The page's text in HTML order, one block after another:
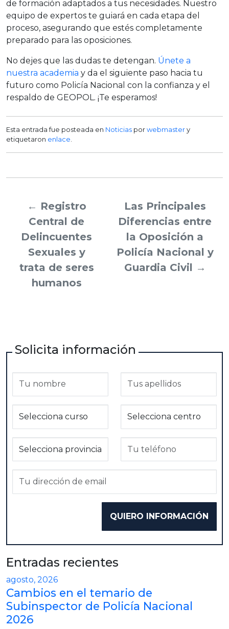
de formación adaptados a tus necesidades. Nuestro
equipo de expertos te guiará en cada etapa del
proceso, asegurando que estés completamente
preparado para las oposiciones.
No dejes que las dudas te detengan. Únete a
nuestra academia y da el siguiente paso hacia tu
futuro como Policía Nacional con la confianza y el
respaldo de GEOPOL. ¡Te esperamos!
Esta entrada fue posteada en Noticias porwebmastery
etiquetaron enlace
← Registro
Central de
Delincuentes
Sexuales y
trata de seres
humanos
Las Principales
Diferencias entre
la Oposición a
Policía Nacional y
Guardia Civil →
Solicita información
Entradas recientes
agosto, 2026
Cambios en el temario de
Subinspector de Policía Nacional
2026